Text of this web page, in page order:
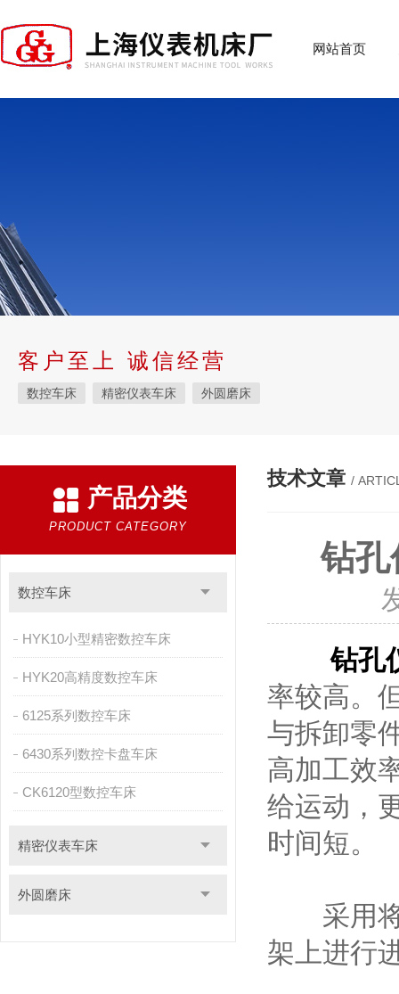
网站首页
客户至上 诚信经营
数控车床 精密仪表车床 外圆磨床
产品分类
PRODUCT CATEGORY
数控车床
HYK10小型精密数控车床
HYK20高精度数控车床
6125系列数控车床
6430系列数控卡盘车床
CK6120型数控车床
精密仪表车床
外圆磨床
技术文章 /
钻孔
钻孔
率较高。
与拆卸零
高加工效
给运动，
时间短。
采用将
架上进行